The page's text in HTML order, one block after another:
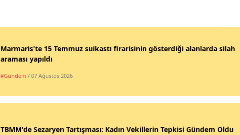
Marmaris'te 15 Temmuz suikastı firarisinin gösterdiği alanlarda silah
araması yapıldı
#Gündem / 07 Ağustos 2026
TBMM'de Sezaryen Tartışması: Kadın Vekillerin Tepkisi Gündem Oldu